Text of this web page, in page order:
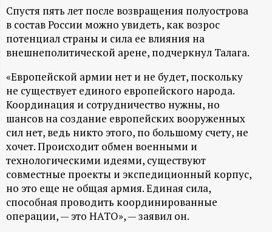
о
р
м
а
ц
и
о
н
Спустя пять лет после возвращения полуострова
в состав России можно увидеть, как возрос
потенциал страны и сила ее влияния на
внешнеполитической арене, подчеркнул Талага.
«Европейской армии нет и не будет, поскольку
не существует единого европейского народа.
Координация и сотрудничество нужны, но
шансов на создание европейских вооруженных
сил нет, ведь никто этого, по большому счету, не
хочет. Происходит обмен военными и
технологическими идеями, существуют
совместные проекты и экспедиционный корпус,
но это еще не общая армия. Единая сила,
способная проводить координированные
операции, — это НАТО», — заявил он.